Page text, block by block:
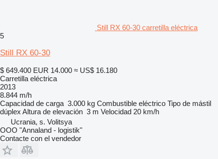
Still RX 60-30 carretilla eléctrica
5
Still RX 60-30
$ 649.400 EUR 14.000 ≈ US$ 16.180
Carretilla eléctrica
2013
8.844 m/h
Capacidad de carga 3.000 kg Combustible eléctrico Tipo de mástil
dúplex Altura de elevación 3 m Velocidad 20 km/h
Ucrania, s. Volitsya
OOO "Annaland - logistik"
Contacte con el vendedor